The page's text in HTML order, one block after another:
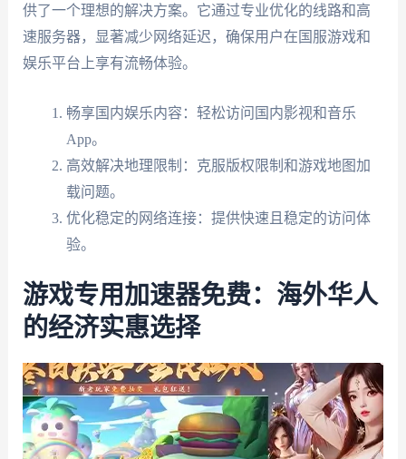
供了一个理想的解决方案。它通过专业优化的线路和高
速服务器，显著减少网络延迟，确保用户在国服游戏和
娱乐平台上享有流畅体验。
畅享国内娱乐内容：轻松访问国内影视和音乐
App。
高效解决地理限制：克服版权限制和游戏地图加
载问题。
优化稳定的网络连接：提供快速且稳定的访问体
验。
游戏专用加速器免费：海外华人
的经济实惠选择